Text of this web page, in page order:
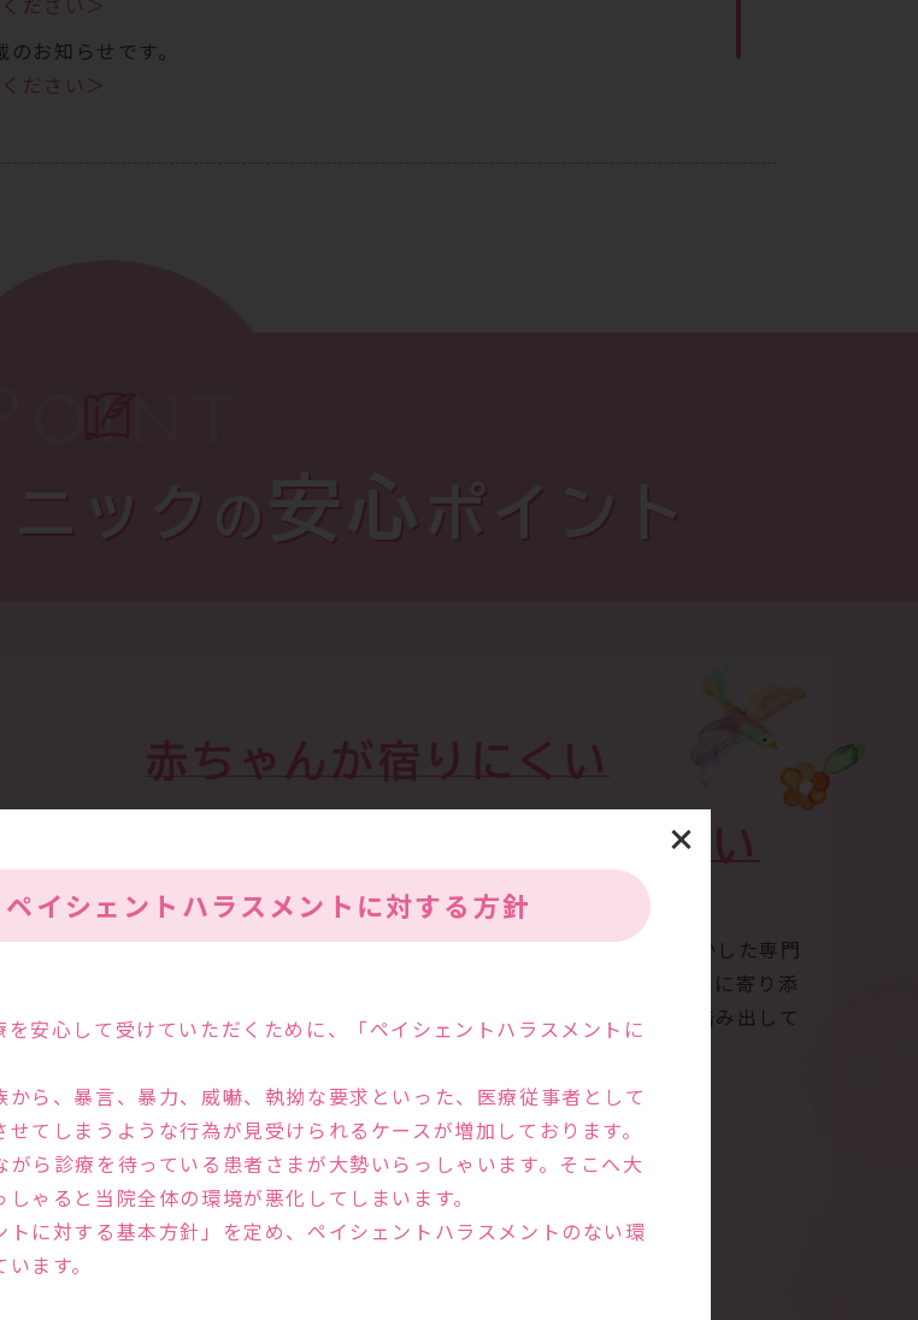
ペイシェントハラスメントに対する方針
安心して受けていただくために、「ペイシェントハラスメントに
ら、暴言、暴力、威嚇、執拗な要求といった、医療従事者として
てしまうような行為が見受けられるケースが増加しております。
ら診療を待っている患者さまが大勢いらっしゃいます。そこへ大
ゃると当院全体の環境が悪化してしまいます。
に対する基本方針」を定め、ペイシェントハラスメントのない環
ます。
お知らせです。
ださい＞
ック の 安心 ポイント
績と
赤ちゃんが宿りにくい
になりたい
不妊症治療を専門で学んできた経験、これまでの実績を生かした専門
性の高い治療を行ないます。ご夫婦の話をよく聞き、お悩みに寄り添
う診察を心掛けています。新しい命の誕生にむけて一歩を踏み出して